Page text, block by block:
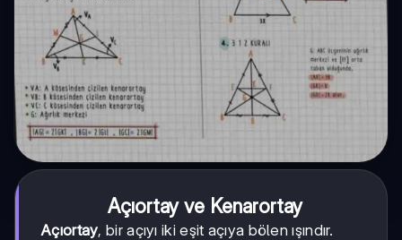
Açıortay ve Kenarortay
Açıortay, bir açıyı iki eşit açıya bölen ışındır.